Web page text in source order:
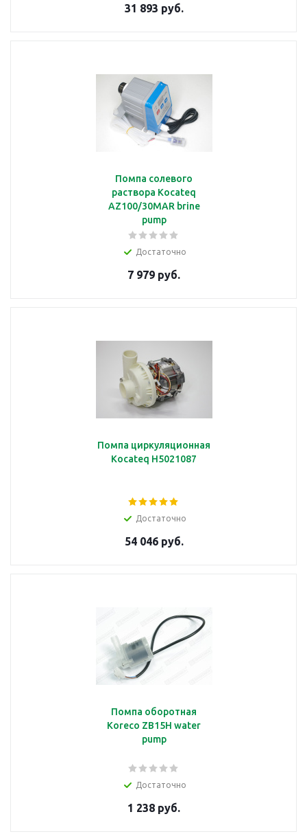
31 893 руб.
Помпа солевого
раствора Kocateq
AZ100/30MAR brine
pump
Достаточно
7 979 руб.
Помпа циркуляционная
Kocateq H5021087
Достаточно
54 046 руб.
Помпа оборотная
Koreco ZB15H water
pump
Достаточно
1 238 руб.